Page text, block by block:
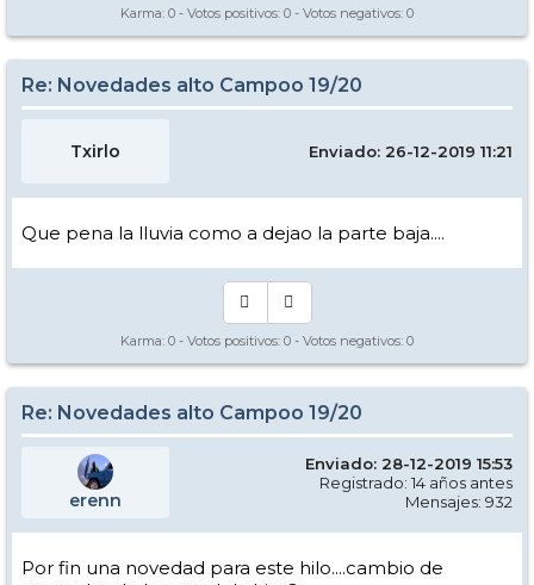
Karma: 0 - Votos positivos: 0 - Votos negativos: 0
Re: Novedades alto Campoo 19/20
Txirlo Enviado: 26-12-2019 11:21
Que pena la lluvia como a dejao la parte baja....
Karma: 0 - Votos positivos: 0 - Votos negativos: 0
Re: Novedades alto Campoo 19/20
erenn
Enviado: 28-12-2019 15:53
Registrado: 14 años antes
Mensajes: 932
Por fin una novedad para este hilo....cambio de